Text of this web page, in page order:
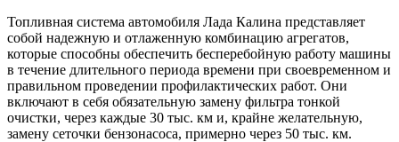
Топливная система автомобиля Лада Калина представляет
собой надежную и отлаженную комбинацию агрегатов,
которые способны обеспечить бесперебойную работу машины
в течение длительного периода времени при своевременном и
правильном проведении профилактических работ. Они
включают в себя обязательную замену фильтра тонкой
очистки, через каждые 30 тыс. км и, крайне желательную,
замену сеточки бензонасоса, примерно через 50 тыс. км.